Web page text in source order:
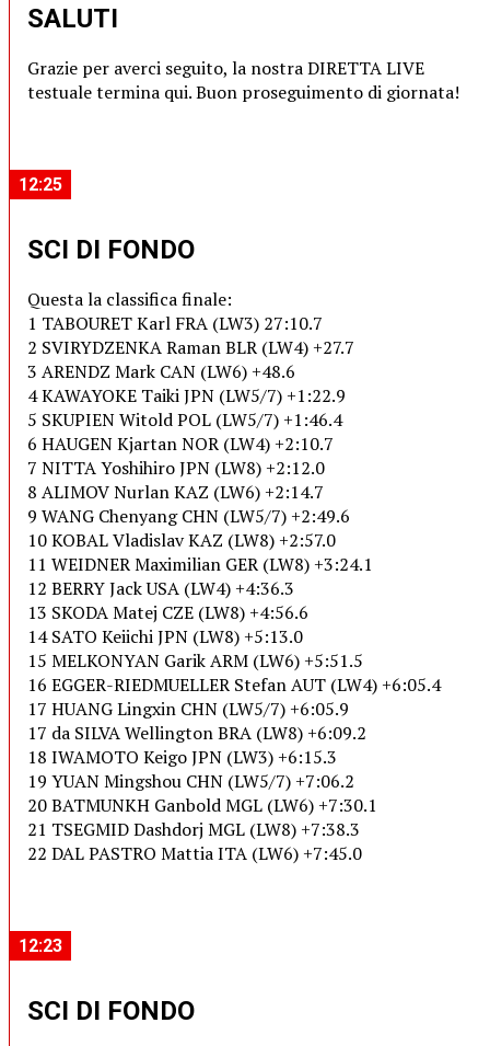
SALUTI
Grazie per averci seguito, la nostra DIRETTA LIVE
testuale termina qui. Buon proseguimento di giornata!
12:25
SCI DI FONDO
Questa la classifica finale:
1 TABOURET Karl FRA (LW3) 27:10.7
2 SVIRYDZENKA Raman BLR (LW4) +27.7
3 ARENDZ Mark CAN (LW6) +48.6
4 KAWAYOKE Taiki JPN (LW5/7) +1:22.9
5 SKUPIEN Witold POL (LW5/7) +1:46.4
6 HAUGEN Kjartan NOR (LW4) +2:10.7
7 NITTA Yoshihiro JPN (LW8) +2:12.0
8 ALIMOV Nurlan KAZ (LW6) +2:14.7
9 WANG Chenyang CHN (LW5/7) +2:49.6
10 KOBAL Vladislav KAZ (LW8) +2:57.0
11 WEIDNER Maximilian GER (LW8) +3:24.1
12 BERRY Jack USA (LW4) +4:36.3
13 SKODA Matej CZE (LW8) +4:56.6
14 SATO Keiichi JPN (LW8) +5:13.0
15 MELKONYAN Garik ARM (LW6) +5:51.5
16 EGGER-RIEDMUELLER Stefan AUT (LW4) +6:05.4
17 HUANG Lingxin CHN (LW5/7) +6:05.9
17 da SILVA Wellington BRA (LW8) +6:09.2
18 IWAMOTO Keigo JPN (LW3) +6:15.3
19 YUAN Mingshou CHN (LW5/7) +7:06.2
20 BATMUNKH Ganbold MGL (LW6) +7:30.1
21 TSEGMID Dashdorj MGL (LW8) +7:38.3
22 DAL PASTRO Mattia ITA (LW6) +7:45.0
12:23
SCI DI FONDO